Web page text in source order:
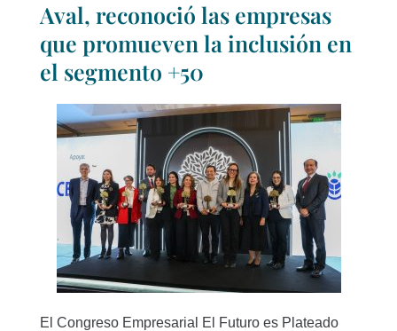
Aval, reconoció las empresas
que promueven la inclusión en
el segmento +50
El Congreso Empresarial El Futuro es Plateado